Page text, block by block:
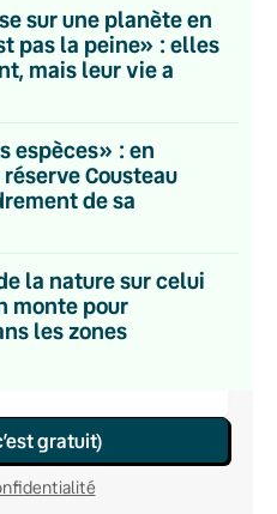
sur une planète en
pas la peine» : elles
mais leur vie a
espèces» : en
Cousteau
de sa
la nature sur celui
monte pour
les zones
newsletters
gratuit)